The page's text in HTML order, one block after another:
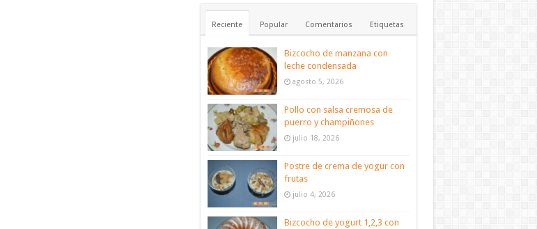
Reciente Popular Comentarios Etiquetas
Bizcocho de manzana con
leche condensada
agosto 5, 2026
Pollo con salsa cremosa de
puerro y champiñones
julio 18, 2026
Postre de crema de yogur con
frutas
julio 4, 2026
Bizcocho de yogurt 1,2,3 con